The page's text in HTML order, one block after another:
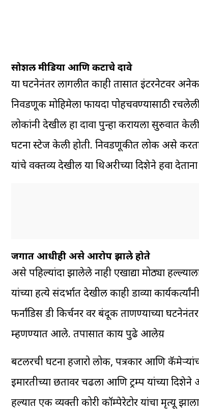
सोशल मीडिया आणि कटाचे दावे
या घटनेनंतर लागलीत काही तासात इंटरनेटवर
निवडणूक मोहिमेला फायदा पोहचवण्यासाठी
लोकांनी देखील हा दावा पुन्हा करायला सुरुवात
घटना स्टेज केली होती. निवडणूकीत लोक असे
यांचे वक्तव्य देखील या थिअरीच्या दिशेने हवा
जगात आधीही असे आरोप झाले होते
असे पहिल्यांदा झालेले नाही एखाद्या मोठ्या
यांच्या हत्ये संदर्भात देखील काही डाव्या
फर्नांडिस डी किर्चनर वर बंदूक ताणण्याच्या
म्हणण्यात आले. तपासात काय पुढे आलेय़
बटलरची घटना हजारो लोक, पत्रकार आणि
इमारतीच्या छतावर चढला आणि ट्रम्प यांच्या दिशेने
हल्यात एक व्यक्ती कोरी कॉम्पेरेटोर यांचा मृत्यू